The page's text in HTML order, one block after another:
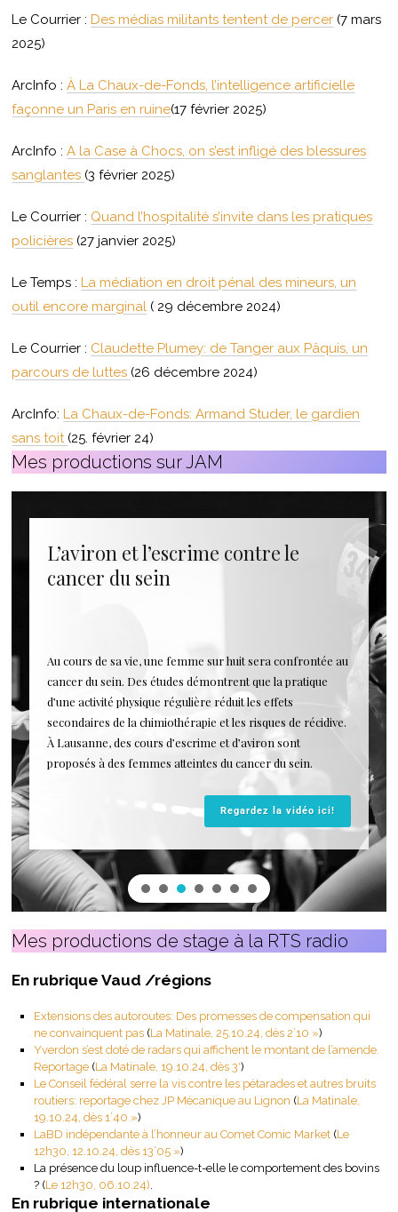
Le Courrier : Des médias militants tentent de percer (7 mars
2025)
ArcInfo :À La Chaux-de-Fonds, l’intelligence artificielle
façonne un Paris en ruine(17 février 2025)
ArcInfo :A la Case à Chocs, on s’est infligé des blessures
sanglantes (3 février 2025)
Le Courrier : Quand l’hospitalité s’invite dans les pratiques
policières (27 janvier 2025)
Le Temps : La médiation en droit pénal des mineurs, un
outil encore marginal ( 29 décembre 2024)
Le Courrier : Claudette Plumey: de Tanger aux Pâquis, un
parcours de luttes (26 décembre 2024)
ArcInfo: La Chaux-de-Fonds: Armand Studer, le gardien
sans toit (25. février 24)
Mes productions sur JAM
L’aviron et l’escrime contre le
cancer du sein
Au cours de sa vie, une femme sur huit sera confrontée au
cancer du sein. Des études démontrent que la pratique
d’une activité physique régulière réduit les effets
secondaires de la chimiothérapie et les risques de récidive.
À Lausanne, des cours d’escrime et d’aviron sont
proposés à des femmes atteintes du cancer du sein.
Regardez la vidéo ici!
Mes productions de stage à la RTS radio
En rubrique Vaud /régions
Extensions des autoroutes: Des promesses de compensation qui
ne convainquent pas(La Matinale, 25.10.24, dès 2’10 »)
Yverdon s’est doté de radars qui affichent le montant de l’amende.
Reportage (La Matinale, 19.10.24, dès 3′)
Le Conseil fédéral serre la vis contre les pétarades et autres bruits
routiers: reportage chez JP Mécanique au Lignon (La Matinale,
19.10.24, dès 1’40 »)
LaBD indépendante à l’honneur au Comet Comic Market (Le
12h30, 12.10.24, dès 13’05 »)
La présence du loup influence-t-elle le comportement des bovins
? (Le 12h30, 06.10.24).
En rubrique internationale